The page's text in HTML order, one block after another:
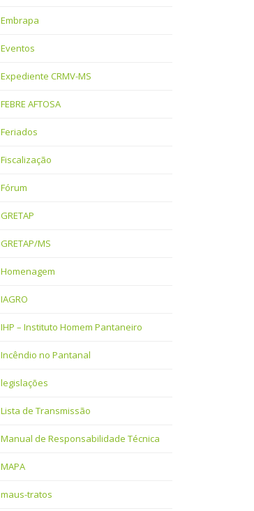
Embrapa
Eventos
Expediente CRMV-MS
FEBRE AFTOSA
Feriados
Fiscalização
Fórum
GRETAP
GRETAP/MS
Homenagem
IAGRO
IHP – Instituto Homem Pantaneiro
Incêndio no Pantanal
legislações
Lista de Transmissão
Manual de Responsabilidade Técnica
MAPA
maus-tratos